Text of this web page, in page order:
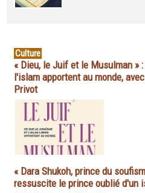
Culture
« Dieu, le Juif et le Musulman »
l'islam apportent au monde,
Privot
« Dara Shukoh, prince du
ressuscite le prince oublié d'un